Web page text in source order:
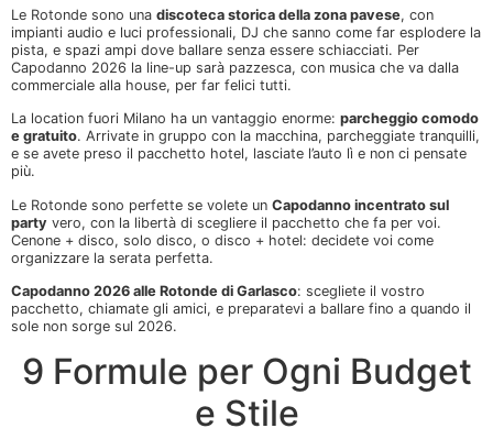
Le Rotonde sono una discoteca storica della zona pavese, con
impianti audio e luci professionali, DJ che sanno come far esplodere la
pista, e spazi ampi dove ballare senza essere schiacciati. Per
Capodanno 2026 la line-up sarà pazzesca, con musica che va dalla
commerciale alla house, per far felici tutti.
La location fuori Milano ha un vantaggio enorme: parcheggio comodo
e gratuito. Arrivate in gruppo con la macchina, parcheggiate tranquilli,
e se avete preso il pacchetto hotel, lasciate l’auto lì e non ci pensate
più.
Le Rotonde sono perfette se volete un Capodanno incentrato sul
party vero, con la libertà di scegliere il pacchetto che fa per voi.
Cenone + disco, solo disco, o disco + hotel: decidete voi come
organizzare la serata perfetta.
Capodanno 2026 alle Rotonde di Garlasco: scegliete il vostro
pacchetto, chiamate gli amici, e preparatevi a ballare fino a quando il
sole non sorge sul 2026.
9 Formule per Ogni Budget
e Stile